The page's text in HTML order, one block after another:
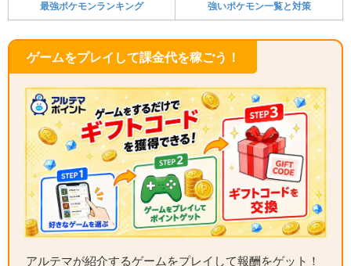
最強ポケモンランキング 強いポケモン一覧と対策
ゲームをプレイして課金代を稼ごう！
アルテマが紹介するゲームをプレイして報酬をゲット！